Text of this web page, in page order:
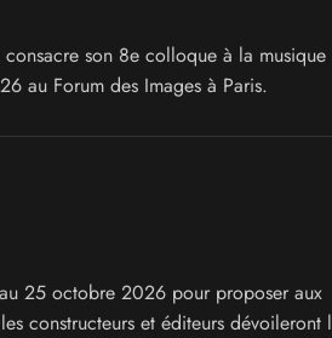
son 8e colloque à la musique
au Forum des Images à Paris.
25 octobre 2026 pour proposer aux
constructeurs et éditeurs dévoileront